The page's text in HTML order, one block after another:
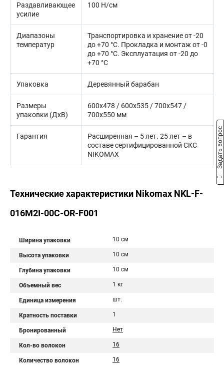
Раздавливающее
усилие
100 Н/cм
Диапазоны
температур
Транспортировка и хранение от -20
до +70 °C. Прокладка и монтаж от -0
до +70 °C. Эксплуатация от -20 до
+70 °C
Упаковка Деревянный барабан
Размеры
упаковки (ДхВ)
600x478 / 600x535 / 700x547 /
700x550 мм
Гарантия
Расширенная – 5 лет. 25 лет – в
составе сертифицированной СКС
NIKOMAX
Технические характеристики Nikomax NKL-F-
016M2I-00C-OR-F001
Ширина упаковки 10 см
Высота упаковки 10 см
Глубина упаковки 10 см
Объемный вес 1 кг
Единица измерения шт.
Кратность поставки 1
Бронированный Нет
Кол-во волокон 16
Количество волокон 16
Задать вопрос